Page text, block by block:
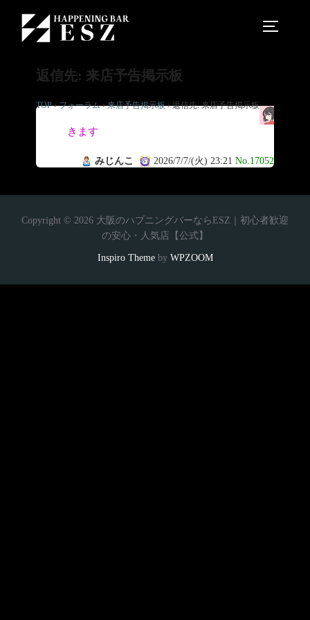
返信先: 来店予告掲示板
TOP › フォーラム › 来店予告掲示板 › 返信先: 来店予告掲示板
行
きます
みじんこ 2026/7/7/(火) 23:21 No.17052
Copyright © 2026 大阪のハプニングバーならESZ｜初心者歓迎
の安心・人気店【公式】
Inspiro Themeby WPZOOM